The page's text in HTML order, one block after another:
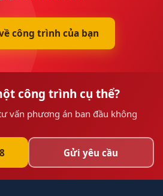
công trình của bạn
công trình cụ thể?
vấn phương án ban đầu không
Gửi yêu cầu